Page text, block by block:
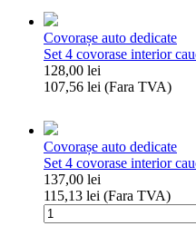
Set
4
covorase
interior
cauciuc
Dacia
3/Sandero
3/Sandero
Stepway
Covorașe auto dedicate
Set 4 covorase interior
128,00 lei
107,56 lei (Fara TVA)
Set
4
covorase
interior
cauciuc
Opel
Astra
Covorașe auto dedicate
Set 4 covorase interior
137,00 lei
115,13 lei (Fara TVA)
Cantitate
Set